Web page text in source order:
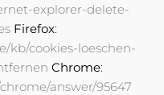
explorer-delete-
Firefox:
kb/cookies-loeschen-
Chrome:
answer/95647